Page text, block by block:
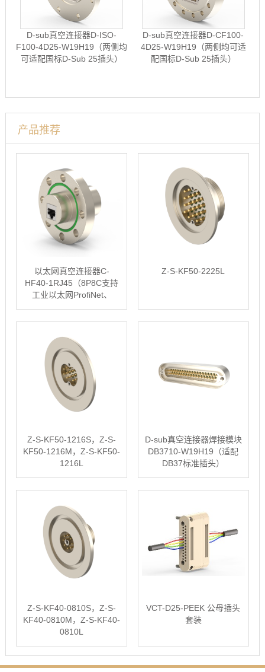
D-sub真空连接器D-ISO-
F100-4D25-W19H19（两侧均
可适配国标D-Sub 25插头）
D-sub真空连接器D-CF100-
4D25-W19H19（两侧均可适
配国标D-Sub 25插头）
产品推荐
以太网真空连接器C-
HF40-1RJ45（8P8C支持
工业以太网ProfiNet、
Z-S-KF50-2225L
Z-S-KF50-1216S，Z-S-
KF50-1216M，Z-S-KF50-
1216L
D-sub真空连接器焊接模块
DB3710-W19H19（适配
DB37标准插头）
Z-S-KF40-0810S，Z-S-
KF40-0810M，Z-S-KF40-
0810L
VCT-D25-PEEK 公母插头
套装